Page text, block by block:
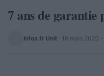
7 ans de
Infos.fr Unit · 18 mars 2020